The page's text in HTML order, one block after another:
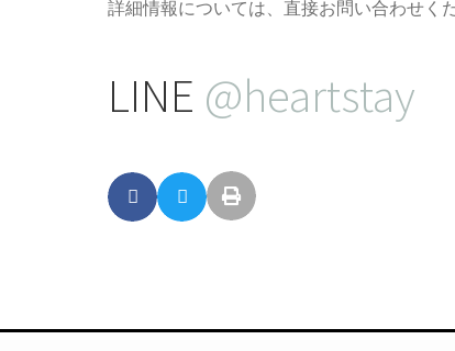
詳細情報については、直接お問い合わせく
LINE @heartstay